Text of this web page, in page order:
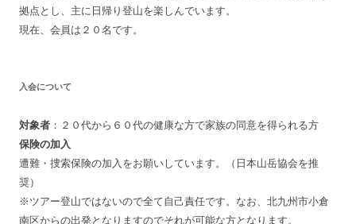
拠点とし、主に日帰り登山を楽しんでいます。
現在、会員は２０名です。
入会について
対象者 ：２０代から６０代の健康な方で家族の同意を得られる方
保険の加入
遭難・捜索保険の加入をお願いしています。（日本山岳協会を推
奨）
※ツアー登山ではないので全て自己責任です。なお、北九州市小倉
南区からの出発となりますのでそれが可能な方となります。